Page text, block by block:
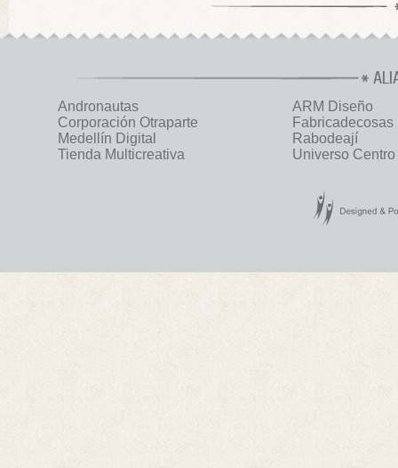
Andronautas
ARM Diseño
Corporación Otraparte
Fabricadecosas
Medellín Digital
Rabodeají
Tienda Multicreativa
Universo Centro